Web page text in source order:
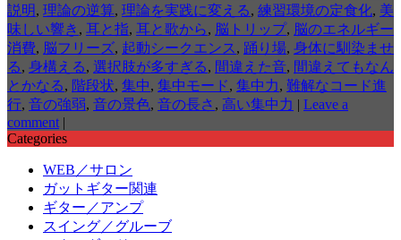
説明, 理論の逆算, 理論を実践に変える, 練習環境の定食化, 美
味しい響き , 耳と指, 耳と歌から, 脳トリップ, 脳のエネルギー
消費, 脳フリーズ, 起動シークエンス , 踊り場, 身体に馴染ませ
る, 身構える, 選択肢が多すぎる, 間違えた音, 間違えてもなん
とかなる, 階段状, 集中, 集中モード, 集中力, 難解なコード進
行, 音の強弱, 音の景色, 音の長さ , 高い集中力 | Leave a
comment |
Categories
WEB／サロン
ガットギター関連
ギター／アンプ
スイング／グルーブ